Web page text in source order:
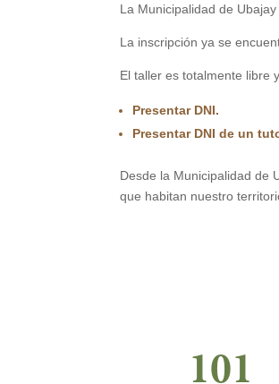
La Municipalidad de
La inscripción ya se
El taller es totalmente libre
Presentar DNI.
Presentar DNI de un
Desde la Municipalidad de
que habitan nuestro
101